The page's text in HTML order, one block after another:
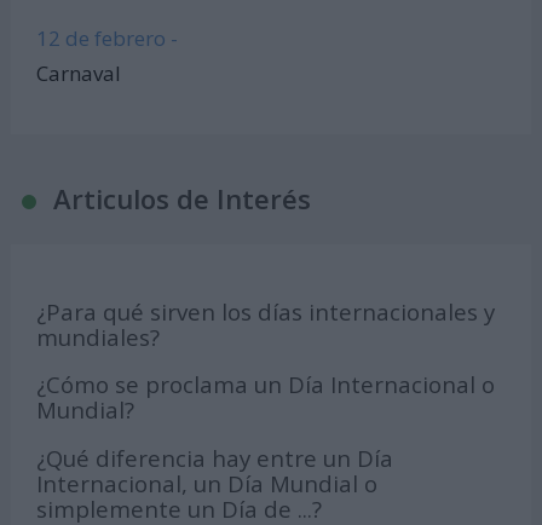
12 de febrero -
Carnaval
Articulos de Interés
¿Para qué sirven los días internacionales y
mundiales?
¿Cómo se proclama un Día Internacional o
Mundial?
¿Qué diferencia hay entre un Día
Internacional, un Día Mundial o
simplemente un Día de ...?